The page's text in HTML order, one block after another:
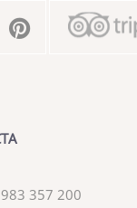
357 200